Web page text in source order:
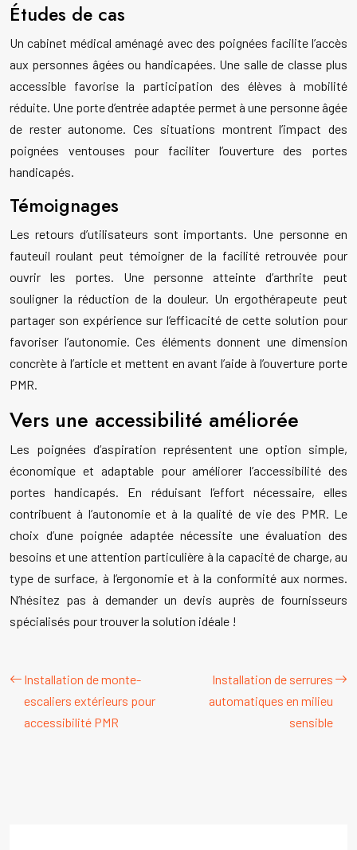
Études de cas
Un cabinet médical aménagé avec des poignées facilite l’accès
aux personnes âgées ou handicapées. Une salle de classe plus
accessible favorise la participation des élèves à mobilité
réduite. Une porte d’entrée adaptée permet à une personne âgée
de rester autonome. Ces situations montrent l’impact des
poignées ventouses pour faciliter l’ouverture des portes
handicapés.
Témoignages
Les retours d’utilisateurs sont importants. Une personne en
fauteuil roulant peut témoigner de la facilité retrouvée pour
ouvrir les portes. Une personne atteinte d’arthrite peut
souligner la réduction de la douleur. Un ergothérapeute peut
partager son expérience sur l’efficacité de cette solution pour
favoriser l’autonomie. Ces éléments donnent une dimension
concrète à l’article et mettent en avant l’aide à l’ouverture porte
PMR.
Vers une accessibilité améliorée
Les poignées d’aspiration représentent une option simple,
économique et adaptable pour améliorer l’accessibilité des
portes handicapés. En réduisant l’effort nécessaire, elles
contribuent à l’autonomie et à la qualité de vie des PMR. Le
choix d’une poignée adaptée nécessite une évaluation des
besoins et une attention particulière à la capacité de charge, au
type de surface, à l’ergonomie et à la conformité aux normes.
N’hésitez pas à demander un devis auprès de fournisseurs
spécialisés pour trouver la solution idéale !
Installation de monte-
escaliers extérieurs pour
accessibilité PMR
Installation de serrures
automatiques en milieu
sensible